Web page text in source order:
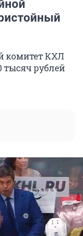
комитет КХЛ
тысяч рублей